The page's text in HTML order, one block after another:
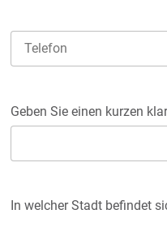
Geben Sie einen kurzen
In welcher Stadt befindet